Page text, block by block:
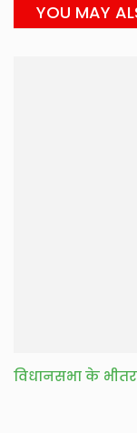
YOU MAY
विधानसभा के